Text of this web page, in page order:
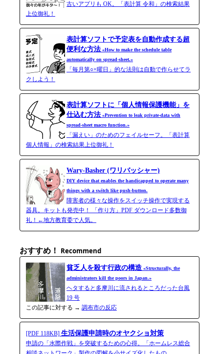
古いアプリも OK。「表計算 令和」の検索結果
上位御礼！
表計算ソフトで予定表を自動作成する超
便利な方法«How to make the schedule table
automatically on spread-sheet.»
「毎月第○×曜日」的な法則は自動で作らせてラ
クしよう！
表計算ソフトに「個人情報保護機能」を
仕込む方法«Prevention to leak private-data with
spread-​sheet macro function.»
「漏えい」のためのフェイルセーフ。「表計算
個人情報」の検索結果上位御礼！
Wary-Basher (ワリバッシャー)
DIY device that enables the handicapped to operate many
things with a switch like push-button.
障害者の様々な操作をスイッチ操作で実現する
器具。キットも発売中！ 「作り方」PDF ダウンロード多数御
礼！←地方教育委で人気。
おすすめ！ Recommend
貧乏人を殺す行政の構造 «Structurally, the
administrators kill the poors in Japan.»
ヘタすると多摩川に流されるところだった台風
19 号
この記事に対する → 調布市の反応
[PDF 118KB] 生活保護申請時のオヤクショ対策
申請の「水際作戦」を突破するための心得。「ホームレス総合